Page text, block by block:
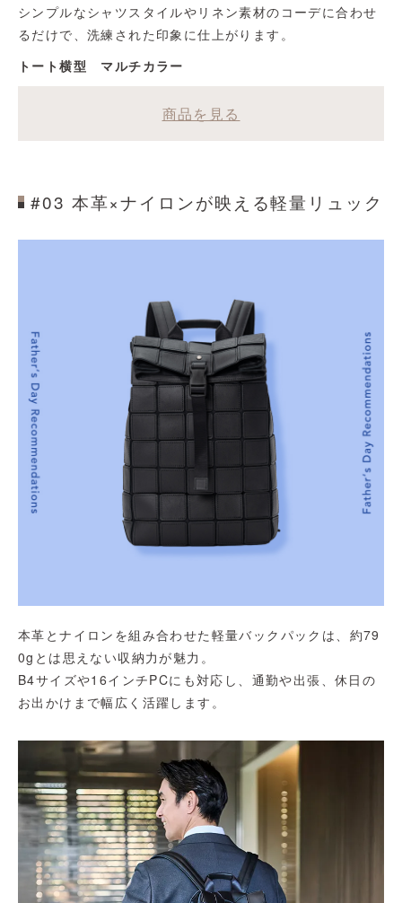
シンプルなシャツスタイルやリネン素材のコーデに合わせ
るだけで、洗練された印象に仕上がります。
トート横型 マルチカラー
商品を見る
#03 本革×ナイロンが映える軽量リュック
本革とナイロンを組み合わせた軽量バックパックは、約79
0gとは思えない収納力が魅力。
B4サイズや16インチPCにも対応し、通勤や出張、休日の
お出かけまで幅広く活躍します。